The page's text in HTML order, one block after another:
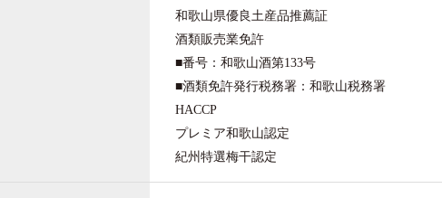
和歌山県優良土産品推薦証
酒類販売業免許
■番号：和歌山酒第133号
■酒類免許発行税務署：和歌山税務署
HACCP
プレミア和歌山認定
紀州特選梅干認定